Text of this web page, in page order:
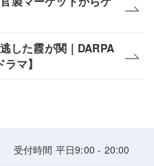
した霞が関｜DARPA
マ】
受付時間 平日9:00 - 20:00